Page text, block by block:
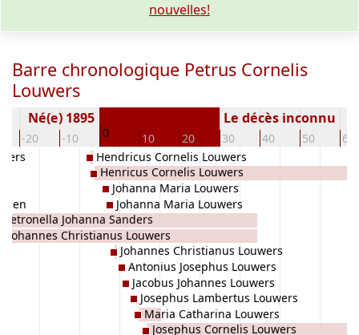
nouvelles!
Barre chronologique Petrus Cornelis
Louwers
-20 -10 0 10 20 30 40 50 60
Né(e) 1895 Le décès inconnu
Petronella Johanna Sanders
Johannes Christianus Louwers
Hendricus Cornelis Louwers
Henricus Cornelis Louwers
Johanna Maria Louwers
Johanna Maria Louwers
Johannes Christianus Louwers
Antonius Josephus Louwers
Jacobus Johannes Louwers
Josephus Lambertus Louwers
Maria Catharina Louwers
Josephus Cornelis Louwers